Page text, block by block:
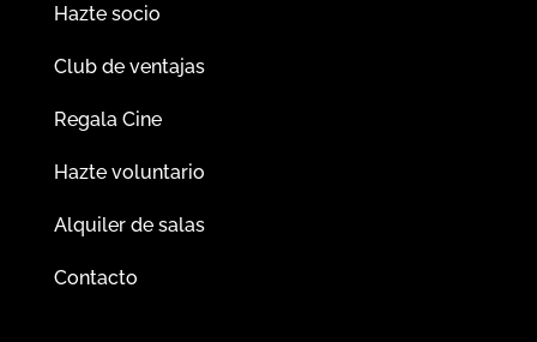
Hazte socio
Club de ventajas
Regala Cine
Hazte voluntario
Alquiler de salas
Contacto